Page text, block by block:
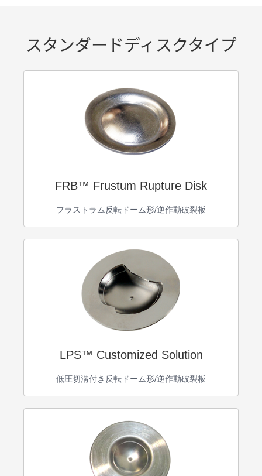
スタンダードディスクタイプ
FRB™ Frustum Rupture Disk
フラストラム反転ドーム形/逆作動破裂板
LPS™ Customized Solution
低圧切溝付き反転ドーム形/逆作動破裂板